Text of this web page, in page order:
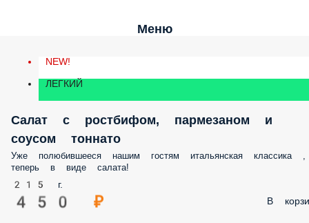
Меню
NEW!
ЛЕГКИЙ
Салат с ростбифом, пармезаном и
соусом тоннато
Уже полюбившееся нашим гостям итальянская классика ,
теперь в виде салата!
215 г.
450 ₽ В